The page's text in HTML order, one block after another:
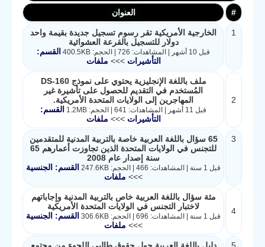
# العنوان
1
الخارجية الأمريكية تقر رسوم تسجيل جديدة بقيمة واحد
دولار للتسجيل بالقرعة العشوائية
قبل 10 أشهر | المشاهدات: 726 | الحجم: 400.5KB
القسم:
التأشيرات>>> ملفات
2
ملف باللغة الإنجليزية يحتوي على نموذج DS-160
المُستخدم في التقديم للحصول على تأشيرة غير
المهاجرين إلى الولايات المتحدة الأمريكية.
قبل 11 أشهر | المشاهدات: 641 | الحجم: 1.2MB
القسم:
التأشيرات>>> ملفات
3
65 سؤال باللغة العربية خاصة بالتربية المدنية للمتقدمين
للتجنس في الولايات المتحدة الذين تجاوزت أعمارهم 65
سنة إصدار عام 2008
قبل 1 سنة | المشاهدات: 466 | الحجم: 247.6KB
القسم: الجنسية
>>> ملفات
4
مئة سؤال باللغة العربية خاص بالتربية المدنية وإجاباتهم
لاختبار التجنس في الولايات المتحدة الأمريكية
قبل 1 سنة | المشاهدات: 696 | الحجم: 306.6KB
القسم: الجنسية
>>> ملفات